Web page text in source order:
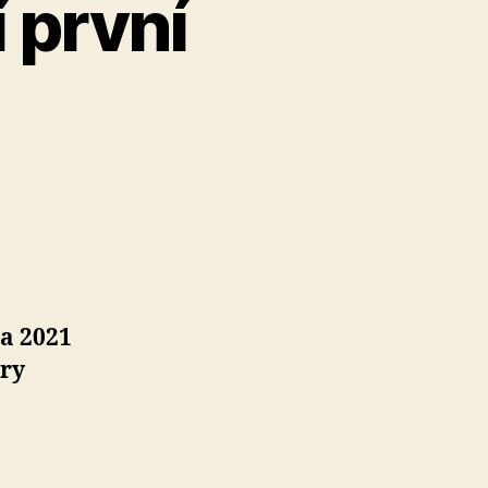
první
2021